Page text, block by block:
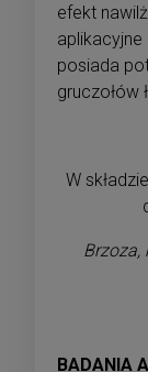
efekt
posiada
gruczołów
W
Brzoza,
BADANIA